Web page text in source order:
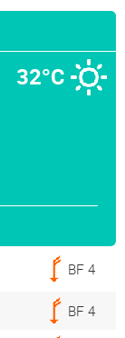
32°C
BF 4
BF 4